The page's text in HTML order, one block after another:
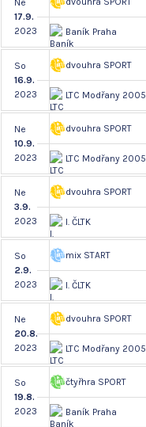
Ne
17.9.
2023
Baník Praha
So
16.9.
2023
dvouhra SPORT
LTC Modřany 2005
Ne
10.9.
2023
dvouhra SPORT
LTC Modřany 2005
Ne
3.9.
2023
dvouhra SPORT
I. ČLTK
So
2.9.
2023
mix START
I. ČLTK
Ne
20.8.
2023
dvouhra SPORT
LTC Modřany 2005
So
19.8.
2023
čtyřhra SPORT
Baník Praha